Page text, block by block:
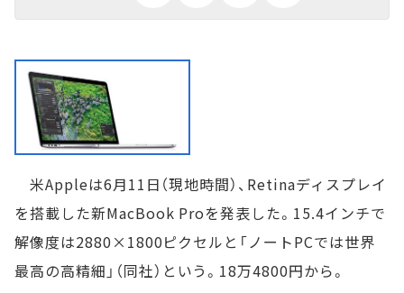
米Appleは6月11日（現地時間）、Retinaディスプレイ
を搭載した新MacBook Proを発表した。15.4インチで
解像度は2880×1800ピクセルと「ノートPCでは世界
最高の高精細」（同社）という。18万4800円から。